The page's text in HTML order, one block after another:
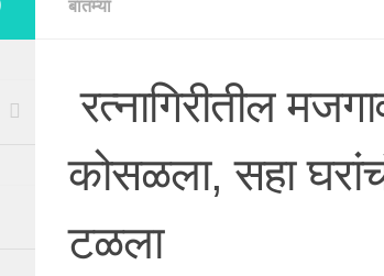
बातम्या
रत्नागिरीतील
कोसळला, सहा
टळला